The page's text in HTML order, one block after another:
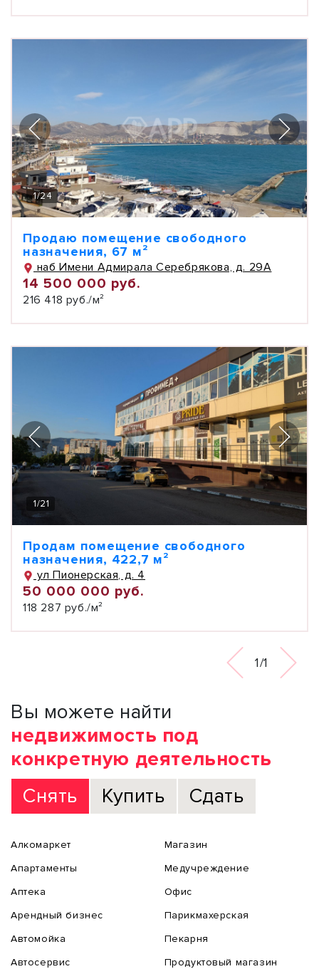
1/24
Продаю помещение свободного
назначения, 67 м²
наб Имени Адмирала Серебрякова, д. 29А
14 500 000 руб.
216 418 руб./м²
1/21
Продам помещение свободного
назначения, 422,7 м²
ул Пионерская, д. 4
50 000 000 руб.
118 287 руб./м²
1/1
Вы можете найти
недвижимость под
конкретную деятельность
Снять
Купить Сдать
Алкомаркет
Апартаменты
Аптека
Арендный бизнес
Автомойка
Автосервис
Магазин
Медучреждение
Офис
Парикмахерская
Пекарня
Продуктовый магазин